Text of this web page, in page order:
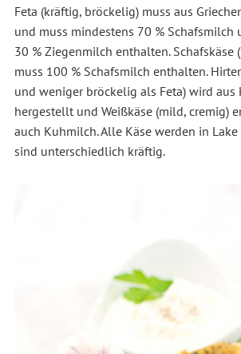
Feta (kräftig, bröckelig) muss aus
und muss mindestens 70 % Schafsmilch
30 % Ziegenmilch enthalten. Schafskäse
muss 100 % Schafsmilch enthalten.
und weniger bröckelig als Feta) wird aus
hergestellt und Weißkäse (mild, cremig)
auch Kuhmilch. Alle Käse werden in
sind unterschiedlich kräftig.